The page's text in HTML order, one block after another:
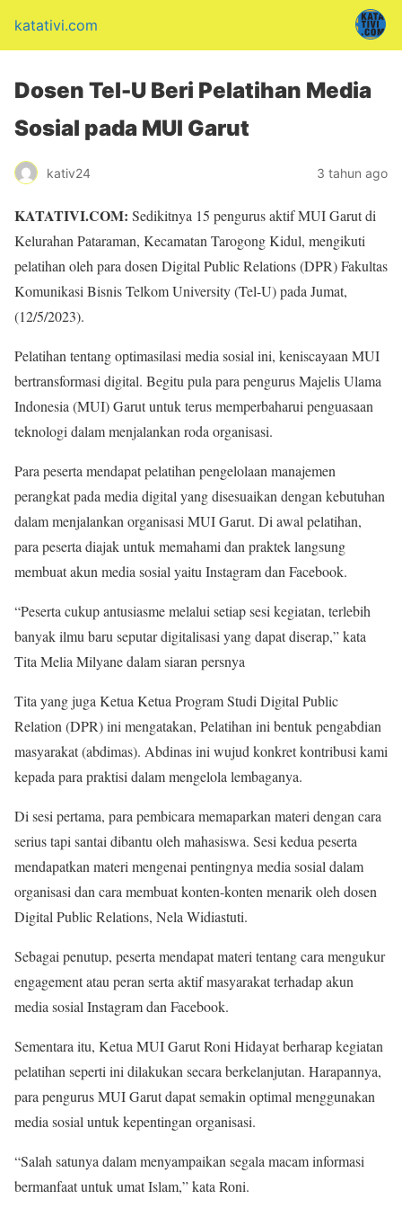
katativi.com
Dosen Tel-U Beri Pelatihan Media
Sosial pada MUI Garut
kativ24 3 tahun ago
KATATIVI.COM: Sedikitnya 15 pengurus aktif MUI Garut di
Kelurahan Pataraman, Kecamatan Tarogong Kidul, mengikuti
pelatihan oleh para dosen Digital Public Relations (DPR) Fakultas
Komunikasi Bisnis Telkom University (Tel-U) pada Jumat,
(12/5/2023).
Pelatihan tentang optimasilasi media sosial ini, keniscayaan MUI
bertransformasi digital. Begitu pula para pengurus Majelis Ulama
Indonesia (MUI) Garut untuk terus memperbaharui penguasaan
teknologi dalam menjalankan roda organisasi.
Para peserta mendapat pelatihan pengelolaan manajemen
perangkat pada media digital yang disesuaikan dengan kebutuhan
dalam menjalankan organisasi MUI Garut. Di awal pelatihan,
para peserta diajak untuk memahami dan praktek langsung
membuat akun media sosial yaitu Instagram dan Facebook.
“Peserta cukup antusiasme melalui setiap sesi kegiatan, terlebih
banyak ilmu baru seputar digitalisasi yang dapat diserap,” kata
Tita Melia Milyane dalam siaran persnya
Tita yang juga Ketua Ketua Program Studi Digital Public
Relation (DPR) ini mengatakan, Pelatihan ini bentuk pengabdian
masyarakat (abdimas). Abdinas ini wujud konkret kontribusi kami
kepada para praktisi dalam mengelola lembaganya.
Di sesi pertama, para pembicara memaparkan materi dengan cara
serius tapi santai dibantu oleh mahasiswa. Sesi kedua peserta
mendapatkan materi mengenai pentingnya media sosial dalam
organisasi dan cara membuat konten-konten menarik oleh dosen
Digital Public Relations, Nela Widiastuti.
Sebagai penutup, peserta mendapat materi tentang cara mengukur
engagement atau peran serta aktif masyarakat terhadap akun
media sosial Instagram dan Facebook.
Sementara itu, Ketua MUI Garut Roni Hidayat berharap kegiatan
pelatihan seperti ini dilakukan secara berkelanjutan. Harapannya,
para pengurus MUI Garut dapat semakin optimal menggunakan
media sosial untuk kepentingan organisasi.
“Salah satunya dalam menyampaikan segala macam informasi
bermanfaat untuk umat Islam,” kata Roni.